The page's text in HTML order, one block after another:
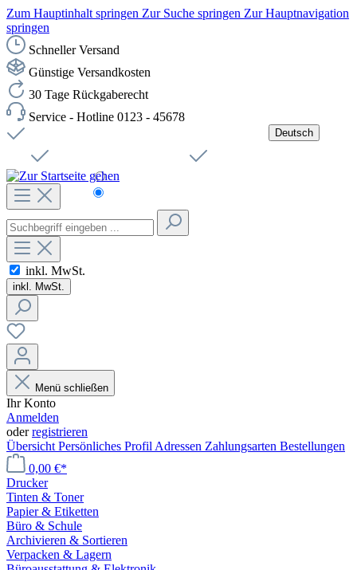
Zum Hauptinhalt springen Zur Suche springen Zur Hauptnavigation
springen
Schneller Versand
Günstige Versandkosten
30 Tage Rückgaberecht
Service - Hotline 0123 - 45678
Deutsch
Čeština
inkl. MwSt.
inkl. MwSt.
Menü schließen
Ihr Konto
Anmelden
oderregistrieren
Übersicht Persönliches Profil Adressen Zahlungsarten Bestellungen
0,00 €*
Drucker
Tinten & Toner
Papier & Etiketten
Büro & Schule
Archivieren & Sortieren
Verpacken & Lagern